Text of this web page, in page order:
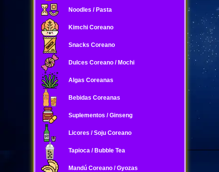
Noodles / Pasta
Kimchi Coreano
Snacks Coreano
Dulces Coreano / Mochi
Algas Coreanas
Bebidas Coreanas
Suplementos / Ginseng
Licores / Soju Coreano
Tapioca / Bubble Tea
Mandú Coreano / Gyozas